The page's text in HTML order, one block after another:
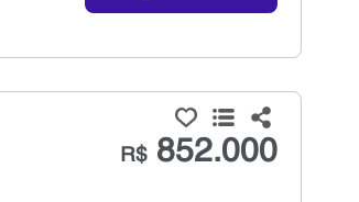
R$852.000